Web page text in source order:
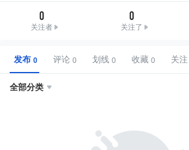
0
关注者
0
关注了
发布 评论 划线 收藏 关注
全部分类 